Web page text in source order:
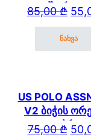
შორტით
85,00₾
ნახვა
US POLO
V2 ბიჭის
კაპრით
75,00₾